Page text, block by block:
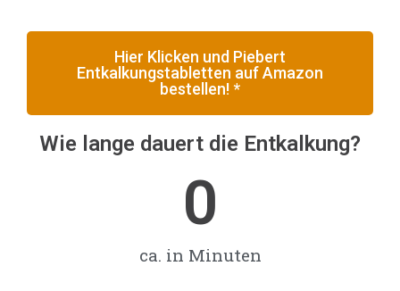
Hier Klicken und Piebert
Entkalkungstabletten auf Amazon
bestellen! *
Wie lange dauert die Entkalkung?
0
ca. in Minuten